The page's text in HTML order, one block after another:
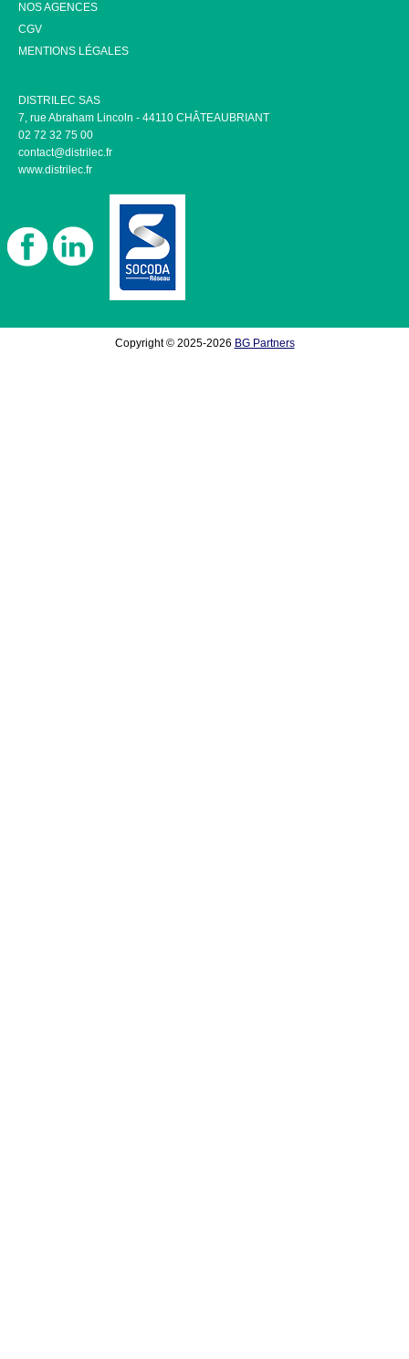
NOS AGENCES
CGV
MENTIONS LÉGALES
DISTRILEC SAS
7, rue Abraham Lincoln - 44110 CHÂTEAUBRIANT
02 72 32 75 00
contact@distrilec.fr
www.distrilec.fr
Copyright © 2025-2026 BG Partners